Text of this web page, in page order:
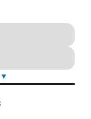
▼